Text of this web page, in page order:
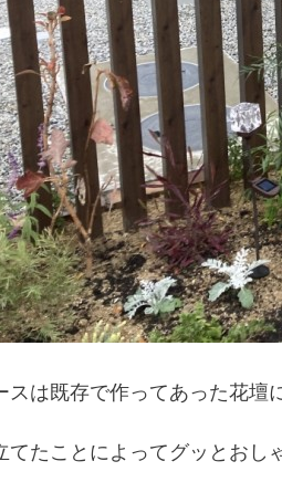
スは既存で作ってあった花壇
てたことによってグッとおし